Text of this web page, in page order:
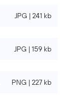
JPG | 241 kb
JPG | 159 kb
PNG | 227 kb